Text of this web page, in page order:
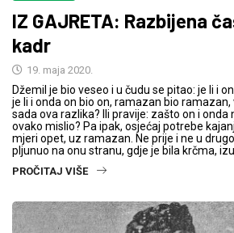
IZ GAJRETA: Razbijena
kadr
19. maja 2020.
Džemil je bio veseo i u čudu se pitao: je li i
je li i onda on bio on, ramazan bio ramazan,
sada ova razlika? Ili pravije: zašto on i onda
ovako mislio? Pa ipak, osjećaj potrebe
mjeri opet, uz ramazan. Ne prije i ne u
pljunuo na onu stranu, gdje je bila krčma,
PROČITAJ VIŠE